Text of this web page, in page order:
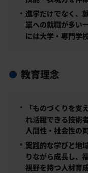
進学だけでなく、
業への就職が多い
には大学・専門学
教育理念
「ものづくりを
れ活躍できる技術
人間性・社会性の
実践的な学びと地
りながら成長し、
視野を持つ人材育